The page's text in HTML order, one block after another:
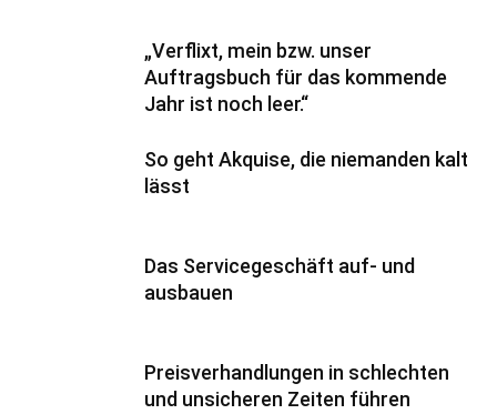
„Verflixt, mein bzw. unser
Auftragsbuch für das kommende
Jahr ist noch leer.“
So geht Akquise, die niemanden kalt
lässt
Das Servicegeschäft auf- und
ausbauen
Preisverhandlungen in schlechten
und unsicheren Zeiten führen